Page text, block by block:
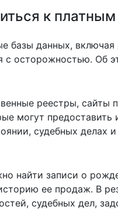
к
базы данных, включая
осторожностью. Об
реестры, сайты
могут
судебных делах
найти записи о
ее продаж. В
судебных дел,